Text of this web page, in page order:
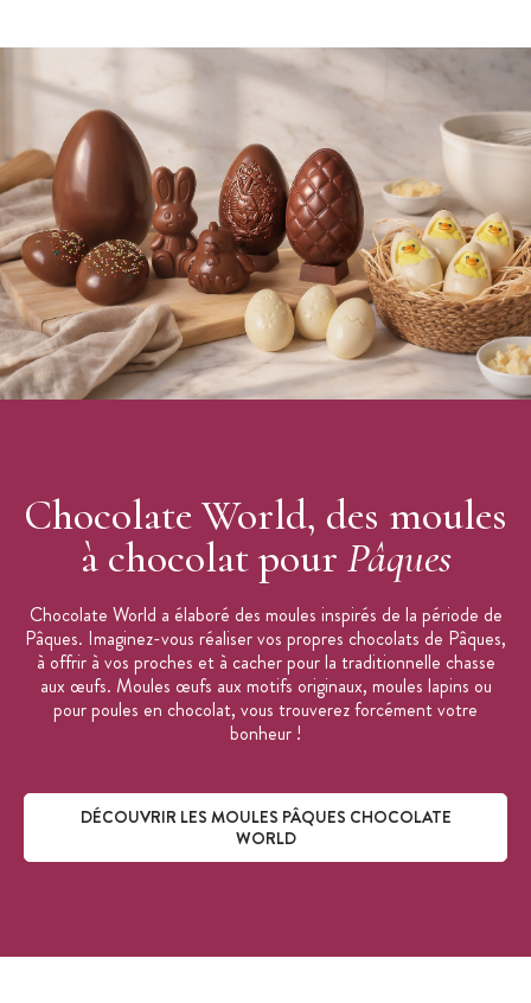
Caractéristiques du Moule Chocolat
Moule à Chocolat
Matière : Polycarbonate
Forme : Oeuf lisse
Nombre d'empreintes : 8 (2 x 4)
Dimensions du moulage : 70 x 47 x 25 mm
Poids du moulage final (à l'unité) : 54 g
Dimensions de la plaque : 275 x 135 x 28 mm
Marque : Chocolate World
Chocolate World, des moules
à chocolat pour Pâques
Chocolate World a élaboré des moules inspirés de la période de
Pâques. Imaginez-vous réaliser vos propres chocolats de Pâques,
à offrir à vos proches et à cacher pour la traditionnelle chasse
aux œufs. Moules œufs aux motifs originaux, moules lapins ou
pour poules en chocolat, vous trouverez forcément votre
bonheur !
DÉCOUVRIR LES MOULES PÂQUES CHOCOLATE
WORLD